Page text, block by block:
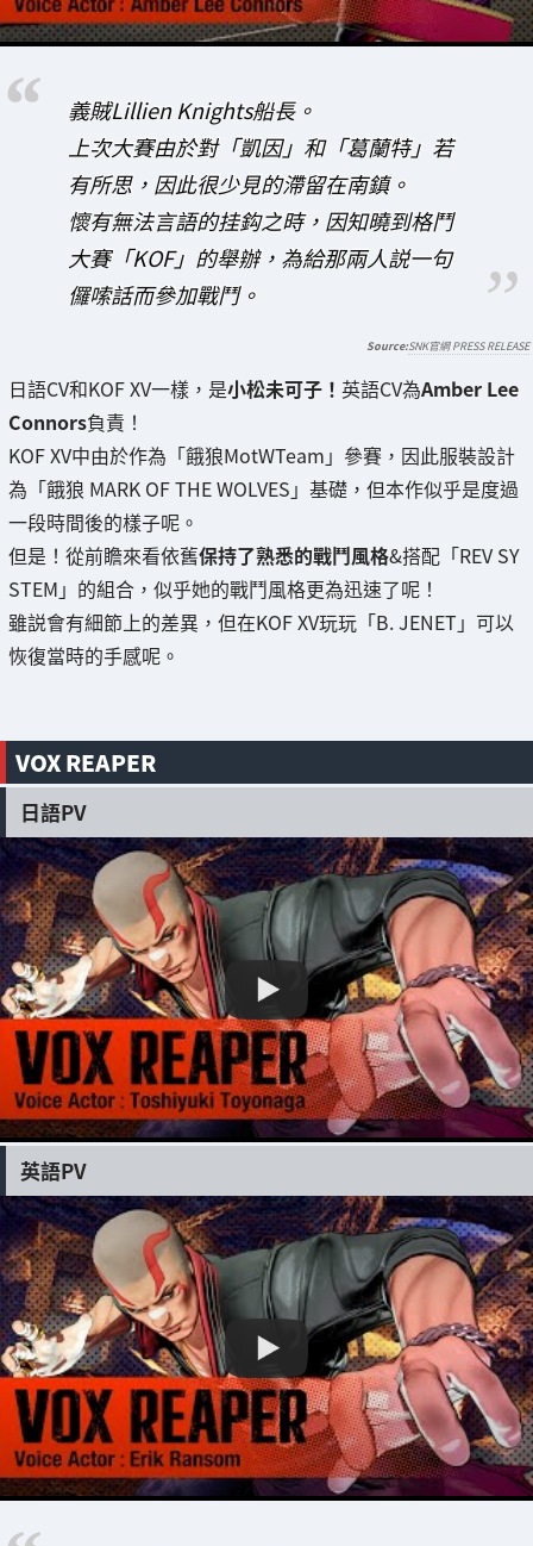
義賊Lillien Knights船長。
上次大賽由於對「凱因」和「葛蘭特」若
有所思，因此很少見的滯留在南鎮。
懷有無法言語的挂鈎之時，因知曉到格鬥
大賽「KOF」的舉辦，為給那兩人説一句
儸嗦話而參加戰鬥。
SNK官網 PRESS RELEASE
日語CV和KOF XV一樣，是小松未可子！ 英語CV為Amber Lee
Connors負責！
KOF XV中由於作為「餓狼MotWTeam」參賽，因此服裝設計
為「餓狼 MARK OF THE WOLVES」基礎，但本作似乎是度過
一段時間後的樣子呢。
但是！從前瞻來看依舊保持了熟悉的戰鬥風格&搭配「REV SY
STEM」的組合，似乎她的戰鬥風格更為迅速了呢！
雖説會有細節上的差異，但在KOF XV玩玩「B. JENET」可以
恢復當時的手感呢。
VOX REAPER
日語PV
英語PV